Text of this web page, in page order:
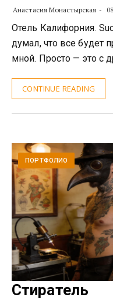
Анастасия Монастырская
Отель Калифорния.
думал, что все будет
мной. Просто — это с
CONTINUE READING
ПОРТФОЛИО
Стиратель